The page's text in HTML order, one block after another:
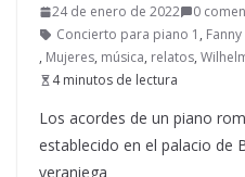
24 de enero de 2022
0
Concierto para piano 1 ,
, Mujeres, música, relatos,
4 minutos de lectura
Los acordes de un piano
establecido en el palacio de
veraniega